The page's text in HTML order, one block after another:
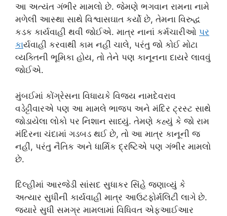
આ અત્યંત ગંભીર મામલો છે. જેમણે ભગવાન રામના નામે
મળેલી આસ્થા સાથે વિશ્વાસઘાત કર્યો છે, તેમના વિરુદ્ધ
કડક કાર્યવાહી થવી જોઈએ. માત્ર નાનાં કર્મચારીઓ પર
કાર્યવાહી કરવાથી કામ નહીં ચાલે, પરંતુ જો કોઈ મોટા
વ્યક્તિની ભૂમિકા હોય, તો તેને પણ કાનૂનના દાયરે લાવવું
જોઈએ.
મુંબઈમાં કોંગ્રેસના વિધાયકે વિજય નામદેવરાવ
વડેટ્ટીવારએ પણ આ મામલે ભાજપ અને મંદિર ટ્રસ્ટ સાથે
જોડાયેલા લોકો પર નિશાન સાધ્યું. તેમણે કહ્યું કે જો રામ
મંદિરના ચંદામાં ગડબડ થઈ છે, તો આ માત્ર કાનૂની જ
નહીં, પરંતુ નૈતિક અને ધાર્મિક દ્રષ્ટિએ પણ ગંભીર મામલો
છે.
દિલ્હીમાં આરજેડી સાંસદ સુધાકર સિંહે જણાવ્યું કે
અત્યાર સુધીની કાર્યવાહી માત્ર આઉટફોર્મલિટી લાગે છે.
જ્યારે સુધી સમગ્ર મામલામાં વિધિવત એફઆઈઆર